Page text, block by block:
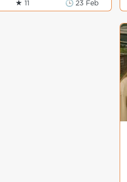
★ 11 🕒 23 Feb